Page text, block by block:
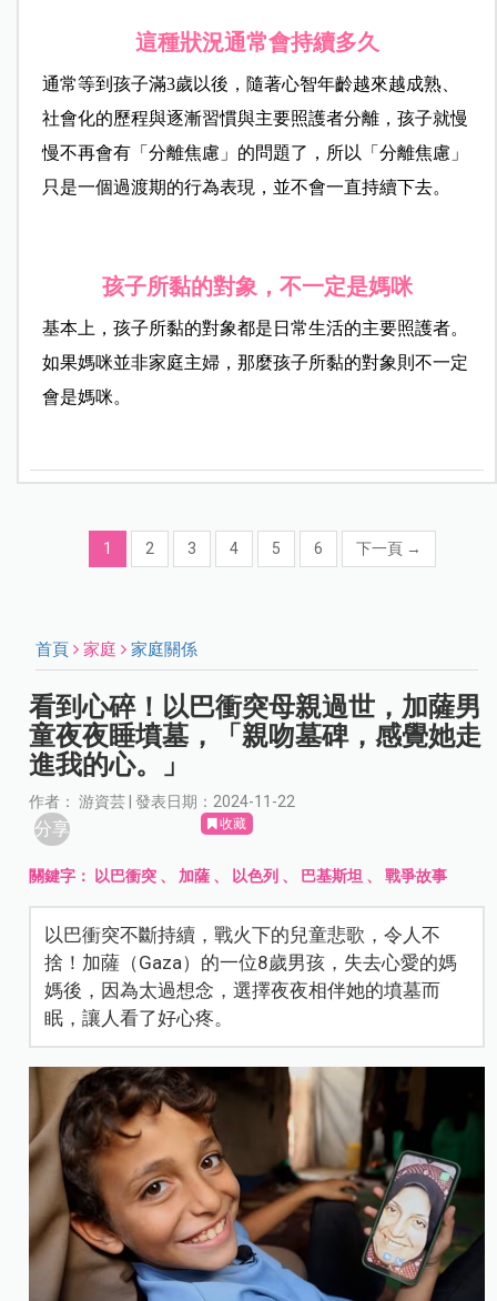
這種狀況通常會持續多久
通常等到孩子滿3歲以後，隨著心智年齡越來越成熟、
社會化的歷程與逐漸習慣與主要照護者分離，孩子就慢
慢不再會有「分離焦慮」的問題了，所以「分離焦慮」
只是一個過渡期的行為表現，並不會一直持續下去。
孩子所黏的對象，不一定是媽咪
基本上，孩子所黏的對象都是日常生活的主要照護者。
如果媽咪並非家庭主婦，那麼孩子所黏的對象則不一定
會是媽咪。
1 2 3 4 5 6 下一頁 →
首頁 家庭 家庭關係
看到心碎！以巴衝突母親過世，加薩男
童夜夜睡墳墓，「親吻墓碑，感覺她走
進我的心。」
作者： 游資芸 | 發表日期：2024-11-22
分享 收藏
關鍵字： 以巴衝突 、 加薩 、 以色列 、 巴基斯坦 、戰爭故事
以巴衝突不斷持續，戰火下的兒童悲歌，令人不
捨！加薩（Gaza）的一位8歲男孩，失去心愛的媽
媽後，因為太過想念，選擇夜夜相伴她的墳墓而
眠，讓人看了好心疼。